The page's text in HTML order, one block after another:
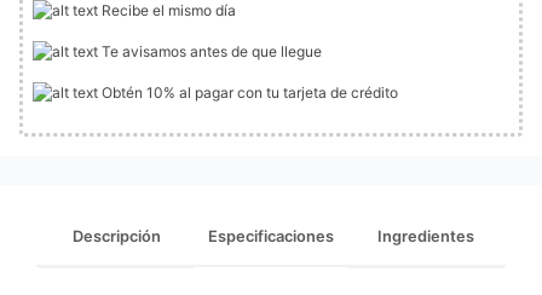
Recibe el mismo día
Te avisamos antes de que llegue
Obtén 10% al pagar con tu tarjeta de crédito
Descripción Especificaciones Ingredientes